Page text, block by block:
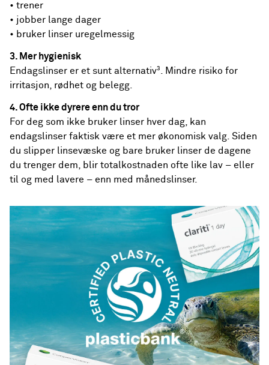
• trener
• jobber lange dager
• bruker linser uregelmessig
3. Mer hygienisk
Endagslinser er et sunt alternativ3
. Mindre risiko for
irritasjon, rødhet og belegg.
4. Ofte ikke dyrere enn du tror
For deg som ikke bruker linser hver dag, kan
endagslinser faktisk være et mer økonomisk valg. Siden
du slipper linsevæske og bare bruker linser de dagene
du trenger dem, blir totalkostnaden ofte like lav – eller
til og med lavere – enn med månedslinser.